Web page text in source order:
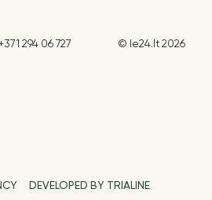
294 06 727 © le24.lt 2026
DEVELOPED BY TRIALINE